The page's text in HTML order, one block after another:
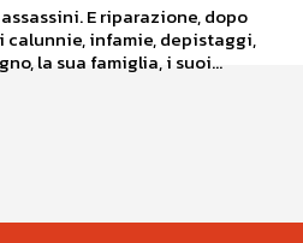
E riparazione, dopo
infamie, depistaggi,
la sua famiglia, i suoi...